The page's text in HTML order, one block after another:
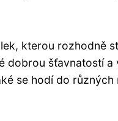
kterou rozhodně
dobrou šťavnatostí
se hodí do